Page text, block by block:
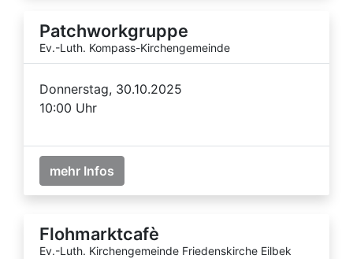
Patchworkgruppe
Ev.-Luth. Kompass-Kirchengemeinde
Donnerstag, 30.10.2025
10:00 Uhr
mehr Infos
Flohmarktcafè
Ev.-Luth. Kirchengemeinde Friedenskirche Eilbek